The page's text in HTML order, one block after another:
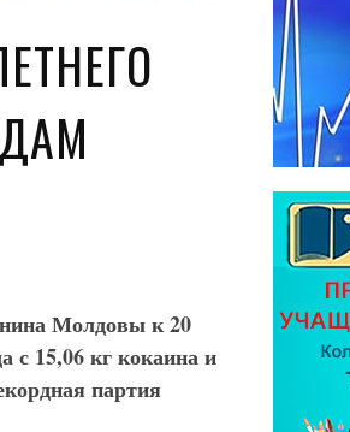
Молдовы к 20
с 15,06 кг кокаина и
партия